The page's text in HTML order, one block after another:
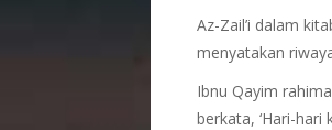
Az-Zail’i dalam
menyatakan
Ibnu Qayim
berkata, ‘Hari-